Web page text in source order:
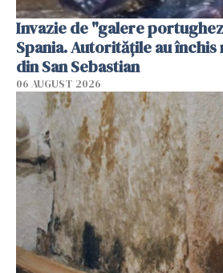
Invazie de "galere
Spania. Autoritățile au închis
din San Sebastian
06 AUGUST 2026